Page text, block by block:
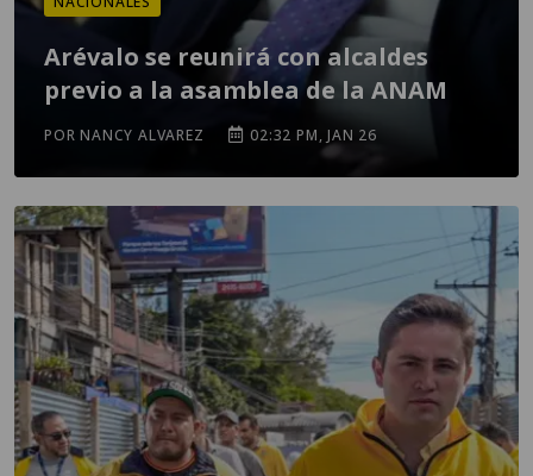
Arévalo se reunirá con alcaldes
previo a la asamblea de la ANAM
POR NANCY ALVAREZ 02:32 PM, JAN 26